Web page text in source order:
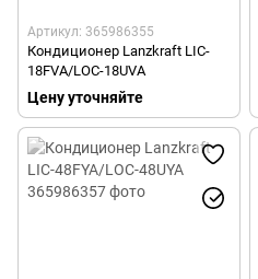
Артикул: 365986355
Кондиционер Lanzkraft LIC-
18FVA/LOC-18UVA
Цену уточняйте